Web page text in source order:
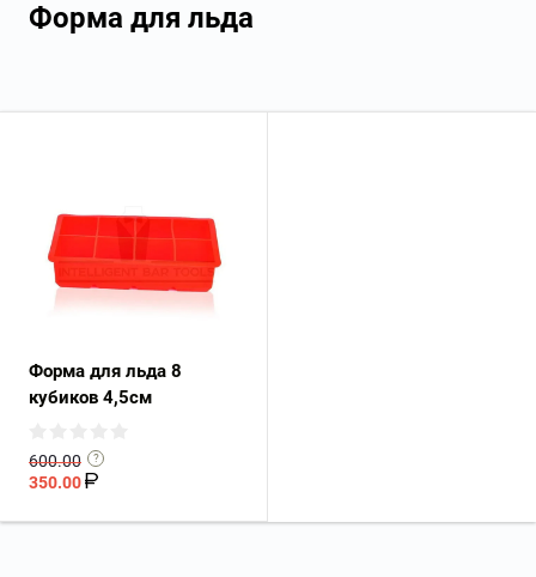
Форма для льда
Форма для льда 8
кубиков 4,5см
600.00
350.00